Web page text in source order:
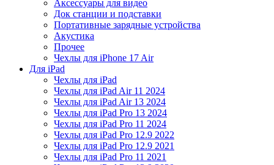
Аксессуары для видео
Док станции и подставки
Портативные зарядные устройства
Акустика
Прочее
Чехлы для iPhone 17 Air
Для iPad
Чехлы для iPad
Чехлы для iPad Air 11 2024
Чехлы для iPad Air 13 2024
Чехлы для iPad Pro 13 2024
Чехлы для iPad Pro 11 2024
Чехлы для iPad Pro 12.9 2022
Чехлы для iPad Pro 12.9 2021
Чехлы для iPad Pro 11 2021